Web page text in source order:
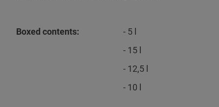
Boxed contents:
- 5 l
- 15 l
- 12,5 l
- 10 l